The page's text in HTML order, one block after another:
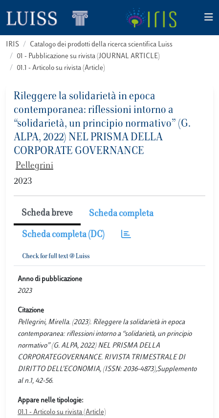
IRIS
Catalogo dei prodotti della ricerca scientifica Luiss
01 - Pubblicazione su rivista (JOURNAL ARTICLE)
01.1 - Articolo su rivista (Article)
Rileggere la solidarietà in epoca
contemporanea: riflessioni intorno a
“solidarietà, un principio normativo” (G.
ALPA, 2022) NEL PRISMA DELLA
CORPORATE GOVERNANCE
Pellegrini
2023
Scheda breve Scheda completa
Scheda completa (DC)
Anno di pubblicazione
2023
Citazione
Pellegrini, Mirella. (2023). Rileggere la solidarietà in epoca
contemporanea: riflessioni intorno a “solidarietà, un principio
normativo” (G. ALPA, 2022) NEL PRISMA DELLA
CORPORATEGOVERNANCE. RIVISTA TRIMESTRALE DI
DIRITTO DELL’ECONOMIA, (ISSN: 2036-4873),Supplemento
al n.1, 42-56.
Appare nelle tipologie:
01.1 - Articolo su rivista (Article)